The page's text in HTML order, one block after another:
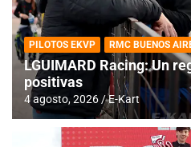
PILOTOS EKVP RMC BUENOS
LGUIMARD Racing: Un
positivas
4 agosto, 2026 E-Kart